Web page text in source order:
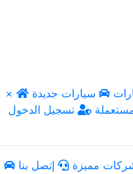
×
سيارات جديدة
تسجيل الدخول
مميزة
إتصل بنا